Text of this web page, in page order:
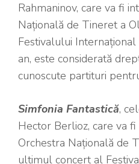
Rahmaninov, care va fi
Națională de Tineret a
Festivalului Internațional
an, este considerată
cunoscute partituri
Simfonia Fantastică,
Hector Berlioz, care va
Orchestra Națională de
ultimul concert al